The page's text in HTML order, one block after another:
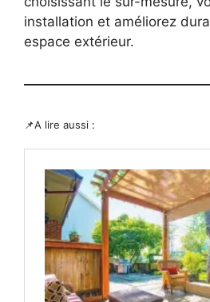
installation et améliorez
espace extérieur.
📌A lire aussi :